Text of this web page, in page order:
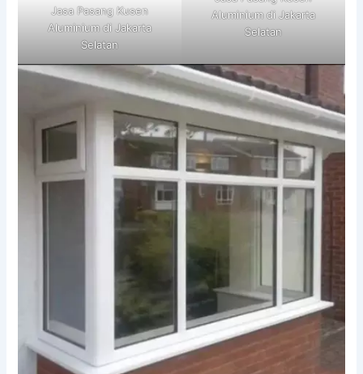
Jasa Pasang Kusen
Aluminium di Jakarta
Selatan
Aluminium di Jakarta
Selatan